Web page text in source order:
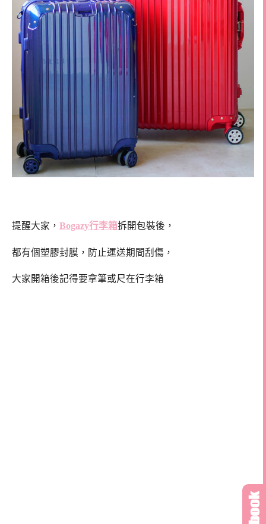
提醒大家， Bogazy行李箱拆開包裝後，
都有個塑膠封膜，防止運送期間刮傷，
大家開箱後記得要拿筆或尺在行李箱